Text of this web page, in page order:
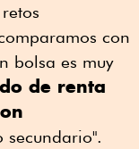
con
bolsa es muy
de renta